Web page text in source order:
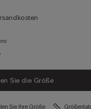
Sie die Größe
Sie Ihre Größe